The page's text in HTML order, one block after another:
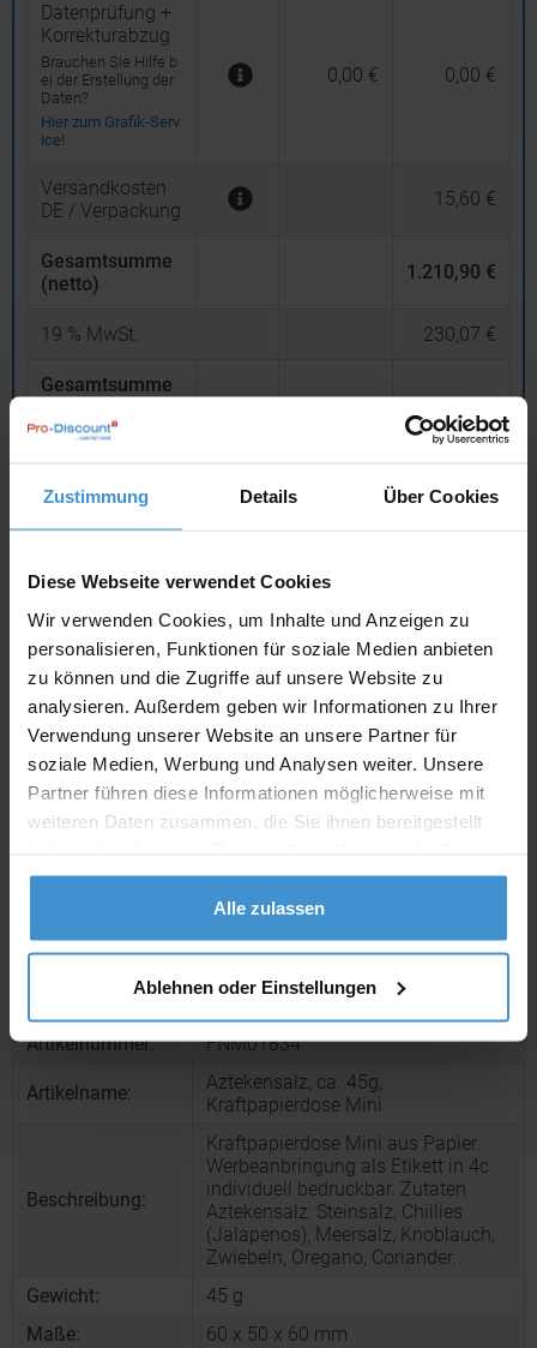
Zustimmung Details Über Cookies
Diese Webseite verwendet Cookies
Wir verwenden Cookies, um Inhalte und Anzeigen zu
personalisieren, Funktionen für soziale Medien anbieten
zu können und die Zugriffe auf unsere Website zu
analysieren. Außerdem geben wir Informationen zu Ihrer
Verwendung unserer Website an unsere Partner für
soziale Medien, Werbung und Analysen weiter. Unsere
Partner führen diese Informationen möglicherweise mit
weiteren Daten zusammen, die Sie ihnen bereitgestellt
gesammelt haben.
Alle zulassen
Ablehnen oder Einstellungen
Datenprüfung +
Korrekturabzug
Brauchen Sie Hilfe b
ei der Erstellung der
Daten?
Hier zum Grafik-Serv
ice!
0,00 € 0,00 €
Versandkosten
DE / Verpackung
15,60 €
Gesamtsumme
(netto)
1.210,90 €
19 % MwSt. 230,07 €
Gesamtsumme
inklusive 19 % MwSt.
Angebot drucken
Individuelle Anfrage
Lieferzeiten
Artikel mit Werbeanbringung: ca. 1 - 2 Wochen
Muster bestellen
Produktinformationen zu diesem Werbeartikel
Artikelnummer:
FNM01834
Artikelname:
Aztekensalz, ca. 45g,
Kraftpapierdose Mini
Beschreibung:
Kraftpapierdose Mini aus Papier.
Werbeanbringung als Etikett in 4c
individuell bedruckbar. Zutaten
Aztekensalz: Steinsalz, Chillies
(Jalapenos), Meersalz, Knoblauch,
Zwiebeln, Oregano, Coriander.
Gewicht:
45 g
Maße:
60 x 50 x 60 mm